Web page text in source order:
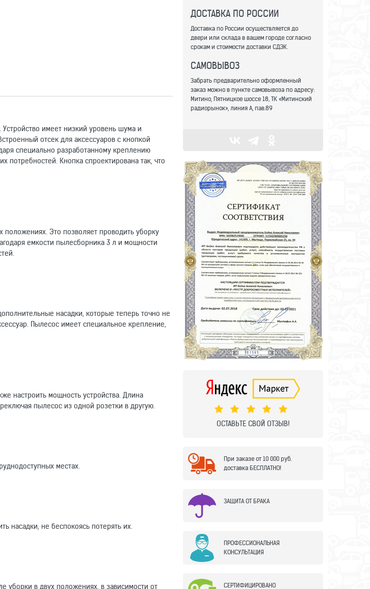
имеет низкий уровень шума и
отсек для аксессуаров с кнопкой
специально разработанному креплению
потребностей. Кнопка спроектирована так, что
положениях. Это позволяет проводить уборку
емкости пылесборника 3 л и мощности
насадки, которые теперь точно не
Пылесос имеет специальное крепление,
настроить мощность устройства. Длина
пылесос из одной розетки в другую.
местах.
насадки, не беспокоясь потерять их.
уборки в двух положениях, в зависимости от
ДОСТАВКА ПО РОССИИ
Доставка по России осуществляется до
двери или склада в вашем городе согласно
срокам и стоимости доставки СДЭК.
САМОВЫВОЗ
Забрать предварительно оформленный
заказ можно в пункте самовывоза по адресу:
Митино, Пятницкое шоссе 18, ТК «Митинский
радиорынок», линия А, пав.89
ОСТАВЬТЕ СВОЙ ОТЗЫВ!
При заказе от 10 000 руб.
доставка БЕСПЛАТНО!
ЗАЩИТА ОТ БРАКА
ПРОФЕССИОНАЛЬНАЯ
КОНСУЛЬТАЦИЯ
СЕРТИФИЦИРОВАНО